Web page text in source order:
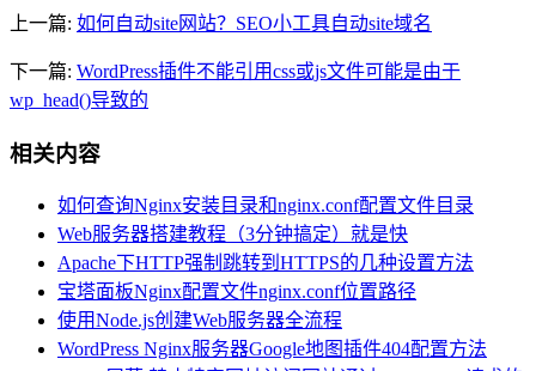
上一篇: 如何自动site网站？SEO小工具自动site域名
下一篇: WordPress插件不能引用css或js文件可能是由于
wp_head()导致的
相关内容
如何查询Nginx安装目录和nginx.conf配置文件目录
Web服务器搭建教程（3分钟搞定）就是快
Apache下HTTP强制跳转到HTTPS的几种设置方法
宝塔面板Nginx配置文件nginx.conf位置路径
使用Node.js创建Web服务器全流程
WordPress Nginx服务器Google地图插件404配置方法